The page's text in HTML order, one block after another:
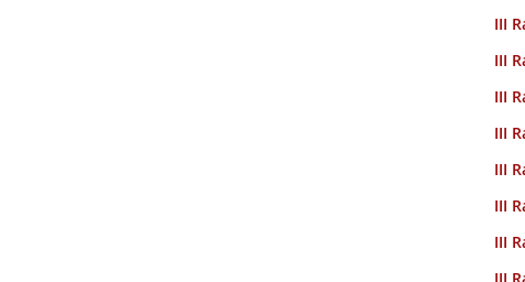
III
III
III
III
III
III
III